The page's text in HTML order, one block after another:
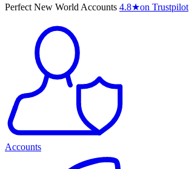
Perfect New World Accounts 4.8★on Trustpilot
Accounts